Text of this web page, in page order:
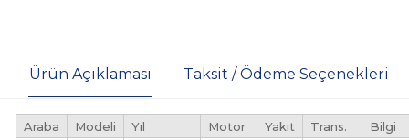
Ürün Açıklaması Taksit / Ödeme Seçenekleri
Araba Modeli Yıl Motor Yakıt Trans.
Bilgi